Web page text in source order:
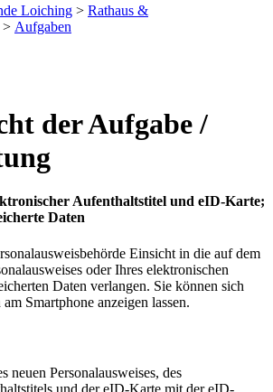
Loiching > Rathaus &
> Aufgaben
der Aufgabe /
Aufenthaltstitel und eID-Karte;
Daten
Einsicht in die auf dem
oder Ihres elektronischen
Daten verlangen. Sie können sich
Smartphone anzeigen lassen.
neuen Personalausweises, des